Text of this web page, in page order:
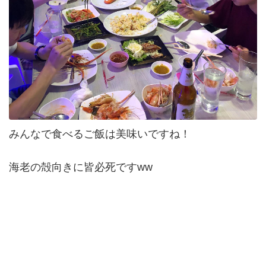
みんなで食べるご飯は美味いですね！
海老の殻向きに皆必死ですww